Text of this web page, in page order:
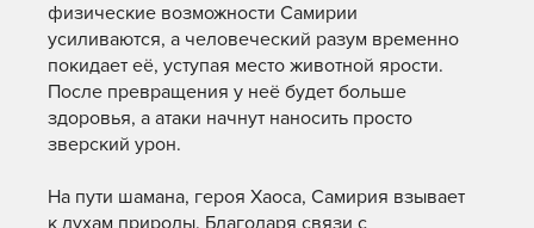
физические возможности Самирии
усиливаются, а человеческий разум временно
покидает её, уступая место животной ярости.
После превращения у неё будет больше
здоровья, а атаки начнут наносить просто
зверский урон.
На пути шамана, героя Хаоса, Самирия взывает
к духам природы. Благодаря связи с